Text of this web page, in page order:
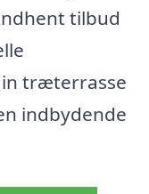
tilbud
træterrasse
indbydende